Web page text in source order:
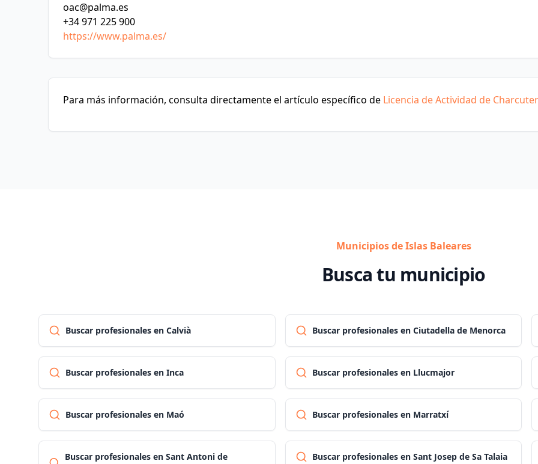
oac@palma.es
+34 971 225 900
https://www.palma.es/
Para más información, consulta directamente el artículo específico de Licencia de Actividad de
Municipios de Islas Baleares
Busca tu municipio
Buscar profesionales en Calvià Buscar profesionales en Ciutadella de Menorca
Buscar profesionales en Inca Buscar profesionales en Llucmajor
Buscar profesionales en Maó Buscar profesionales en Marratxí
Buscar profesionales en Sant Antoni de
Buscar profesionales en Sant Josep de Sa Talaia